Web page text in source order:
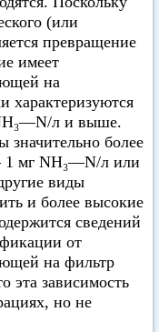
(или
превращение
имеет
на
характеризуются
л и выше.
более
1 мг NH₃—N/л или
виды
и более высокие
сведений
от
на фильтр
эта зависимость
но не